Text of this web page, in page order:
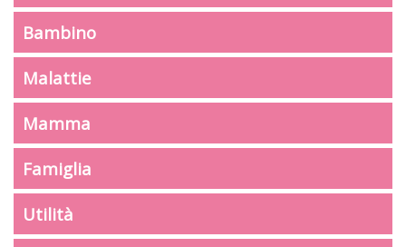
Bambino
Malattie
Mamma
Famiglia
Utilità